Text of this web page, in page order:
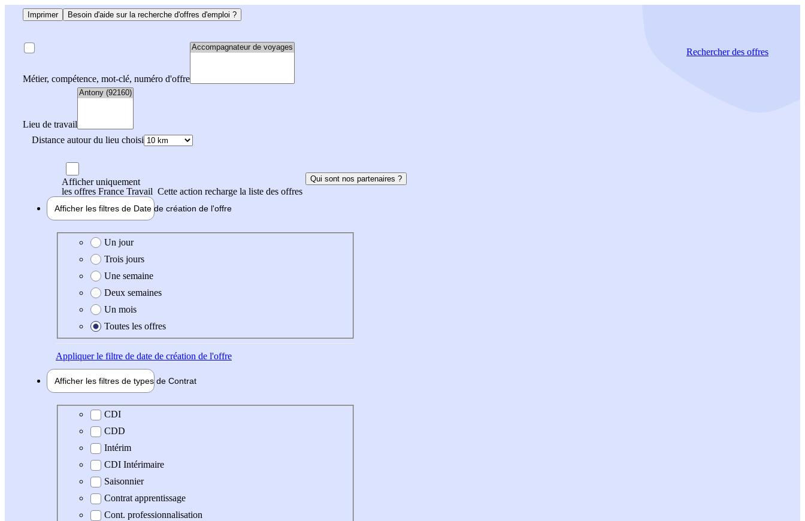
Imprimer Besoin d'aide sur la recherche d'offres d'emploi ?
Métier, compétence, mot-clé, numéro d'offre
Lieu de travail
Distance autour du lieu choisi
Rechercherdes offres
Afficher uniquement
les offres France Travail Cette action recharge la liste des offres
Qui sont nos partenaires ?
Afficher les filtres de Date de création de l'offre
Date de création de l'offre
Un jour
Trois jours
Une semaine
Deux semaines
Un mois
Toutes les offres
Appliquerle filtre de date de création de l'offre
Afficher les filtres de types de Contrat
Type de contrat
CDI
CDD
Intérim
CDI Intérimaire
Saisonnier
Contrat apprentissage
Cont. professionnalisation